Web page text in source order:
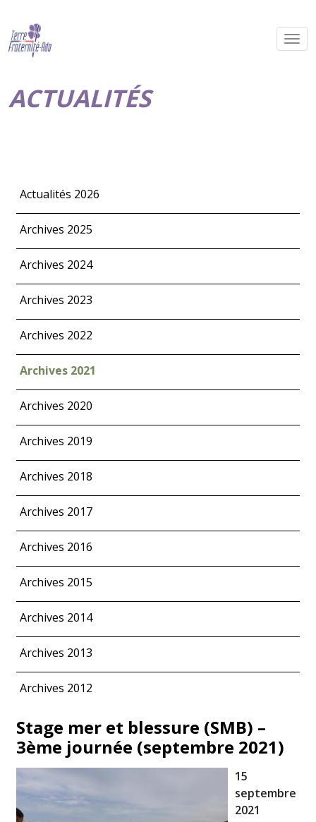
ACTUALITÉS
Actualités 2026
Archives 2025
Archives 2024
Archives 2023
Archives 2022
Archives 2021
Archives 2020
Archives 2019
Archives 2018
Archives 2017
Archives 2016
Archives 2015
Archives 2014
Archives 2013
Archives 2012
Stage mer et blessure (SMB) –
3ème journée (septembre 2021)
15
septembre
2021